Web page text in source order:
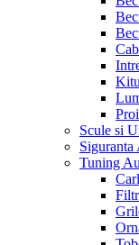
Scule si
Siguranta
Tuning